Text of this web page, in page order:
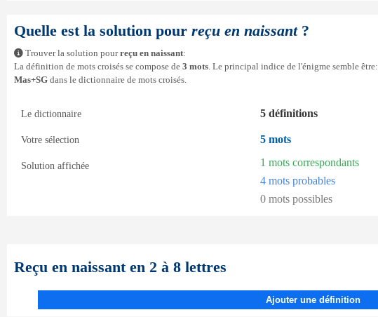
Quelle est la solution pour reçu en naissant?
Trouver la solution pourreçu en naissant:
La définition de mots croisés se compose de 3 mots. Le principal indice de l'énigme semble être:
Mas+SG dans le dictionnaire de mots croisés.
Le dictionnaire 5 définitions
Votre sélection 5 mots
Solution affichée
1 mots correspondants
4 mots probables
0 mots possibles
Reçu en naissant en 2 à 8 lettres
Ajouter une définition